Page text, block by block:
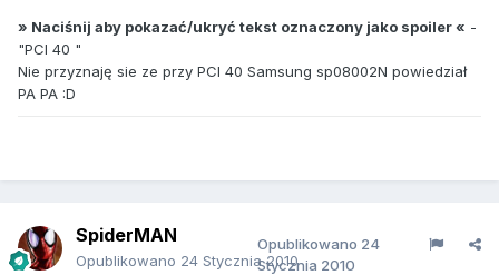
» Naciśnij aby pokazać/ukryć tekst oznaczony jako spoiler « -
"PCI 40 "
Nie przyznaję sie ze przy PCI 40 Samsung sp08002N powiedział
PA PA :D
SpiderMAN
Opublikowano 24 Stycznia 2010
Opublikowano 24
Stycznia 2010